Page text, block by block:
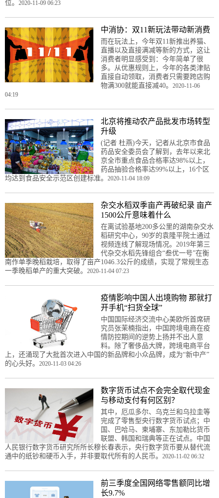
位。 2020-11-09 06:23
中消协：双11新玩法带动新消费
而在玩法上，今年双11新推出养猫、
直播以及直接满减等新的方式，这让
消费者明显感受到：今年简单了很
多。从优惠规则上，今年的各类津贴
直接自动领取，消费者只需要跨店购
物满300就能直接减40。 2020-11-06
04:19
北京将推动农产品批发市场转型
升级
(记者 杜燕)今天，记者从北京市食品
药品安全委员会了解到，去年以来北
京全市重点食品合格率达98%以上，
药品抽验合格率达99%以上，16个区
均达到食品安全示范区创建标准。 2020-11-04 18:09
杂交水稻双季亩产再破纪录 亩产
1500公斤意味着什么
在离试验基地200多公里的湖南杂交水
稻研究中心，90岁的袁隆平院士通过
视频连线了解现场情况。2019年第三
代杂交水稻先锋组合“叁优一号”在衡
南作单季晚稻栽培，取得了亩产1046.3公斤的成绩，实现了常规生态
一季晚稻单产的重大突破。 2020-11-04 07:23
疫情影响中国人出境购物 那就打
开手机“扫货全球”
中国国际经济交流中心美欧所首席研
究员张茉楠指出，中国跨境电商在疫
情防控期间的逆势上扬并不出人意
料。除了奢侈品大牌，跨境电商平台
上，还涌现了大批首次进入中国的新品牌和小众品牌，成为“新中产”
的心头好。 2020-11-03 04:26
数字货币试点不会完全取代现金
与移动支付有何区别？
其中，厄瓜多尔、乌克兰和乌拉圭等
完成了零售型央行数字货币试点；中
国、巴哈马、柬埔寨、东加勒比货币
联盟、韩国和瑞典等正在试点。中国
人民银行数字货币研究所所长穆长春表示，央行数字货币要从替代流
通中的纸钞和硬币入手，并非要取代所有的人民币。 2020-11-02 06:32
前三季度全国网络零售额同比增
长9.7%